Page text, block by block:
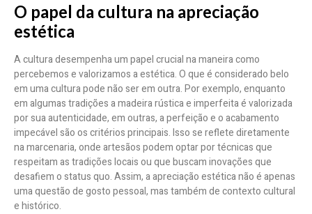
O papel da cultura na apreciação
estética
A cultura desempenha um papel crucial na maneira como
percebemos e valorizamos a estética. O que é considerado belo
em uma cultura pode não ser em outra. Por exemplo, enquanto
em algumas tradições a madeira rústica e imperfeita é valorizada
por sua autenticidade, em outras, a perfeição e o acabamento
impecável são os critérios principais. Isso se reflete diretamente
na marcenaria, onde artesãos podem optar por técnicas que
respeitam as tradições locais ou que buscam inovações que
desafiem o status quo. Assim, a apreciação estética não é apenas
uma questão de gosto pessoal, mas também de contexto cultural
e histórico.